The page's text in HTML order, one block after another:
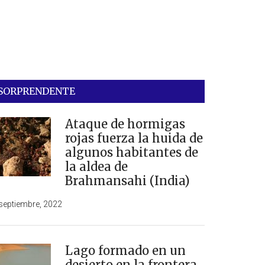
Ataque de hormigas
rojas fuerza la huida de
algunos habitantes de
la aldea de
Brahmansahi (India)
2022
Lago formado en un